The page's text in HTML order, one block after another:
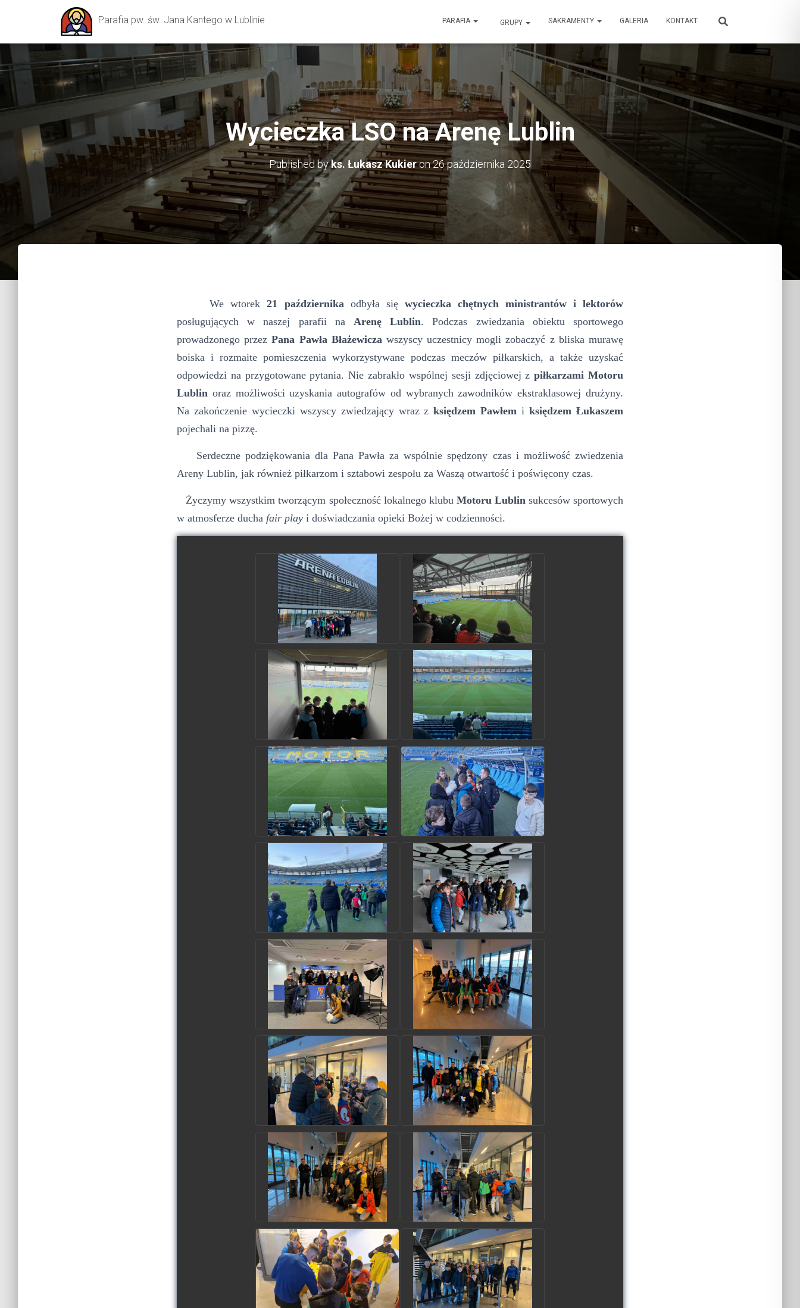
Parafia pw. św. Jana Kantego w Lublinie PARAFIA GRUPY SAKRAMENTY GALERIA KONTAKT
Wycieczka LSO na Arenę Lublin
Published byks. Łukasz Kukieron26 października 2025
We wtorek21 październikaodbyła się wycieczka chętnych ministrantów i lektorów
posługujących w naszej parafii na Arenę Lublin. Podczas zwiedzania obiektu sportowego
prowadzonego przezPana Pawła Błażewicza wszyscy uczestnicy mogli zobaczyć z bliska murawę
boiska i rozmaite pomieszczenia wykorzystywane podczas meczów piłkarskich, a także uzyskać
odpowiedzi na przygotowane pytania. Nie zabrakło wspólnej sesji zdjęciowej zpiłkarzami Motoru
Lublin oraz możliwości uzyskania autografów od wybranych zawodników ekstraklasowej drużyny.
Na zakończenie wycieczki wszyscy zwiedzający wraz z księdzem Pawłemiksiędzem Łukaszem
pojechali na pizzę.
Serdeczne podziękowania dla Pana Pawła za wspólnie spędzony czas i możliwość zwiedzenia
Areny Lublin, jak również piłkarzom i sztabowi zespołu za Waszą otwartość i poświęcony czas.
Życzymy wszystkim tworzącym społeczność lokalnego klubu Motoru Lublinsukcesów sportowych
w atmosferze ducha fair play i doświadczania opieki Bożej w codzienności.